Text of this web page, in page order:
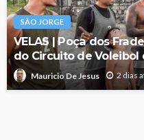
SÃO JORGE
VELAS | Poça dos
do Circuito de Voleibol
Mauricio De Jesus 2 dias